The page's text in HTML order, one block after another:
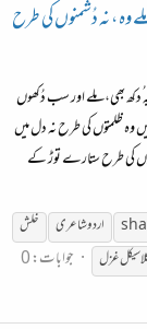
نہ دُشمنوں کی طرح
بھی، مِلے اور سب دُکھوں
وہ ظلمتوں کی طرح نہ دل میں
کی طرح ستارے توڑ کے
اردو شاعری
خلش
غزل
جوابات: 0